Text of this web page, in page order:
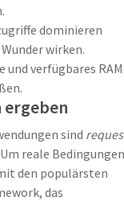
dominieren
wirken.
und verfügbares RAM
ergeben
sind
reale
den populärsten
das